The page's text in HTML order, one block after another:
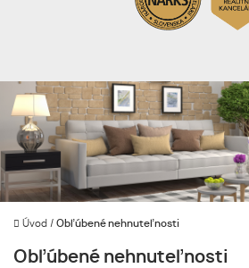
Úvod / Obľúbené nehnuteľnosti
Obľúbené nehnuteľnosti